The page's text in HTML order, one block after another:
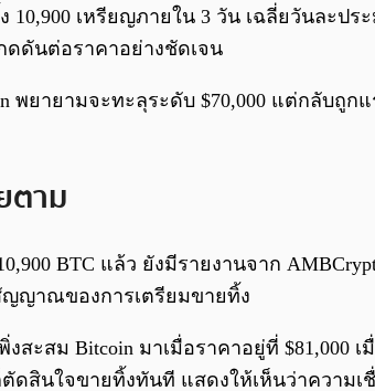
10,900 เหรียญภายใน 3 วัน เฉลี่ยวันละ
ดันต่อราคาอย่างชัดเจน
พยายามจะทะลุระดับ $70,000 แต่กลับถู
ตาม
BTC แล้ว ยังมีรายงานจาก
ญญาณของการเตรียมขายทิ้ง
สะสม Bitcoin มาเมื่อราคาอยู่ที่ $81,000
ตัดสินใจขายทิ้งทันที แสดงให้เห็นว่าความ